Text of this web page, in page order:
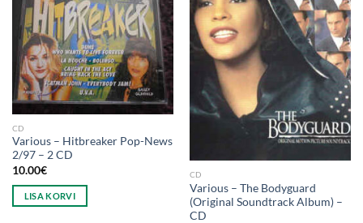
CD
Various ‎– Hitbreaker Pop-News
2/97 – 2 CD
10.00€
LISA KORVI
CD
Various ‎– The Bodyguard
(Original Soundtrack Album) –
CD